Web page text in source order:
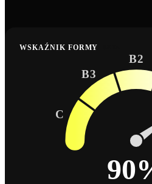
WSKAŹNIK FORMY
C
B3
B2